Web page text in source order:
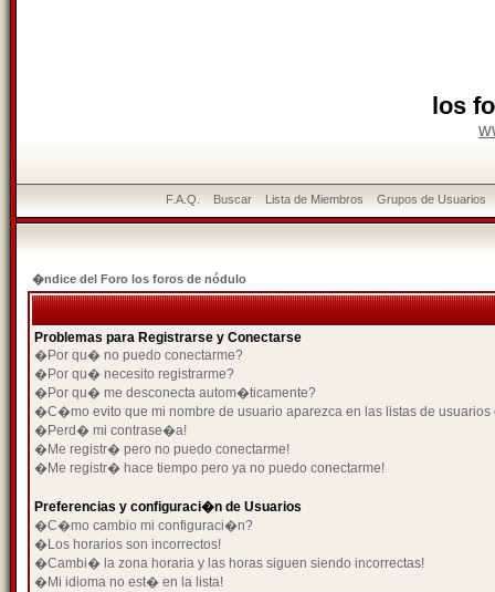
los
F.A.Q. Buscar Lista de Miembros Grupos de Usuarios
�ndice del Foro los foros de nódulo
Problemas para Registrarse y Conectarse
�Por qu� no puedo conectarme?
�Por qu� necesito registrarme?
�Por qu� me desconecta autom�ticamente?
�C�mo evito que mi nombre de usuario aparezca en las listas de usuarios
�Perd� mi contrase�a!
�Me registr� pero no puedo conectarme!
�Me registr� hace tiempo pero ya no puedo conectarme!
Preferencias y configuraci�n de Usuarios
�C�mo cambio mi configuraci�n?
�Los horarios son incorrectos!
�Cambi� la zona horaria y las horas siguen siendo incorrectas!
�Mi idioma no est� en la lista!